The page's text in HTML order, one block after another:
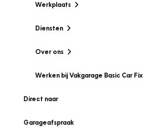
Werkplaats
Diensten
Over ons
Werken bij Vakgarage Basic Car Fix
Direct naar
Garageafspraak